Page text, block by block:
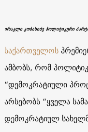
ირაკლი კობახიძე პოლიტიკური
საქართველოს
ამბობს, რომ
“დემოკრატიული
არსებობს “ყველა
დემოკრატიულ